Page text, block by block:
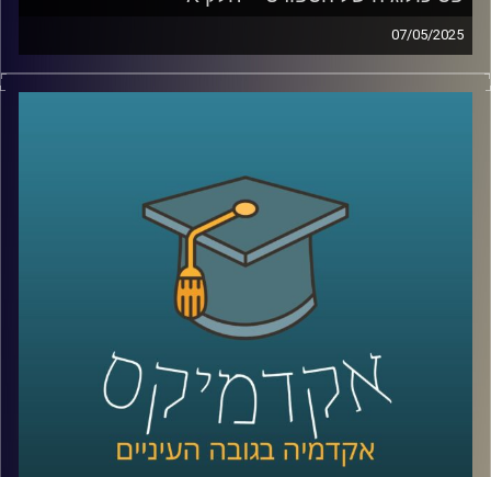
07/05/2025
גם באולימפיאדה שהתרחשה השנה בפריז והייתה מלאה בענפי
ספורט וספורטאים מהשורה הראשונה, היו ספורטאים
נפשיים משמעותיים, כאשר ספורטאים רבים חוו משברים
אישיים ונפשיים. בזכות ספורטאיות כמו סימון ביילס ונעמי
אוסקה, שדיברו בפתיחות על בריאות הנפש, המשחקים
האולימפיים והפאראלימפיים הפכו לנקודת ציון חשובה בהכרה
ובתמיכה בשיח על בעיות נפשיות וסיוע פסיכולוגי לספורטאים.
כיום, המודעות לקשיים נפשיים וללחצים הנלווים לעשייה
ספורטיבית תחרותית גבוהה יותר מאי פעם. חשוב לזכור
שספורטאים הם בני אדם עם תחושות כמו מתח, כאב, לחץ,
ציפיות, אכזבות וכישלונות, והתחום הספורטיבי מגדיל את כל
אלו. הצורך להשיג הישגים גבוהים ולהישאר ב-Top, במיוחד
מגיל צעיר, יחד עם שעות רבות של אימונים, מוסיף למתח
הנפשי. כאן נכנסים לתמונה פסיכולוגים של הספורט.